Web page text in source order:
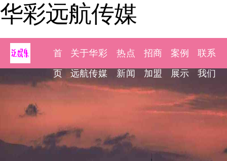
华彩远航传媒
首
页
关于华彩
远航传媒
热点
新闻
招商
加盟
案例
展示
联系
我们